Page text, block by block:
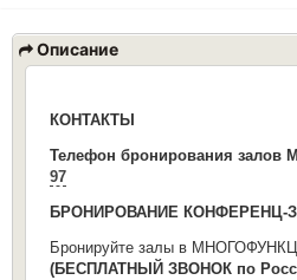
Описание
КОНТАКТЫ
Телефон бронирования
97
БРОНИРОВАНИЕ КОНФЕРЕНЦ-
Бронируйте залы в
(БЕСПЛАТНЫЙ ЗВОНОК по